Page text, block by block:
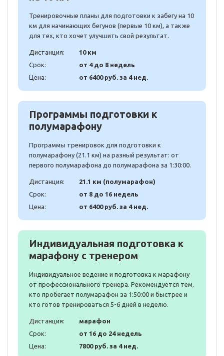
Тренировочные планы для подготовки к забегу на 10
км для начинающих бегунов (первые 10 км), а также
для тех, кто хочет улучшить свой результат.
Дистанция:
10 км
Срок:
от 4 до 8 недель
Цена:
от 6400 руб. за 4 нед.
Программы подготовки к
полумарафону
Программы тренировок для подготовки к
полумарафону (21.1 км) на разный результат: от
первого полумарафона до полумарафона за 1:30:00.
Дистанция:
21.1 км (полумарафон)
Срок:
от 8 до 16 недель
Цена:
от 6400 руб. за 4 нед.
Индивидуальная подготовка к
марафону с тренером
Индивидуальное ведение и подготовка к марафону
от профессионального тренера. Рекомендуется тем,
кто пробегает полумарафон за 1:50:00 и быстрее и
кто готов тренироваться 5-6 дней в неделю.
Дистанция:
марафон
Срок:
от 16 до 24 недель
Цена:
7800 руб. за 4 нед.